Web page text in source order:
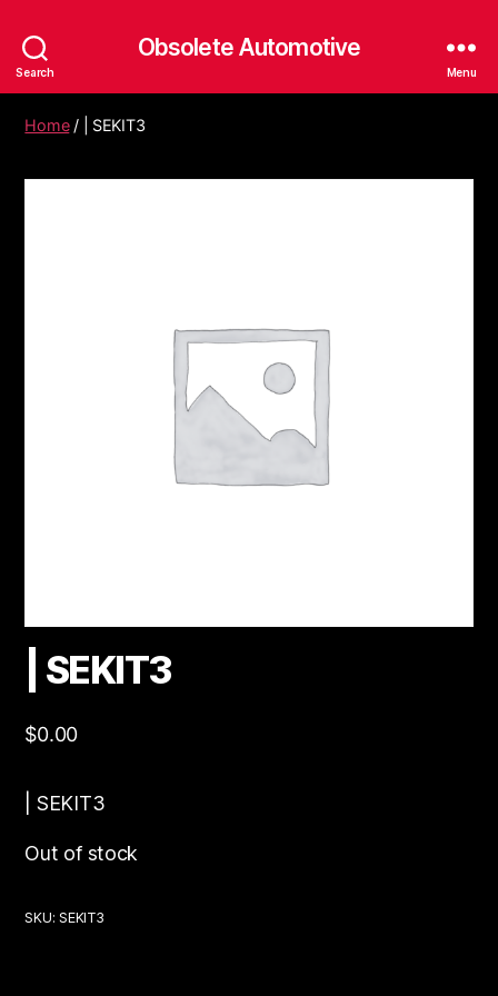
Search
Obsolete Automotive
Menu
Home/ | SEKIT3
| SEKIT3
$0.00
| SEKIT3
Out of stock
SKU:SEKIT3